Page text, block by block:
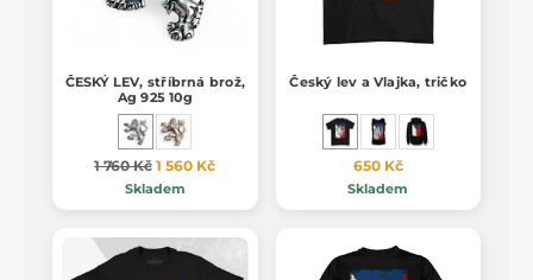
ČESKÝ LEV, stříbrná brož,
Ag 925 10g
1 760 Kč 1 560 Kč
Skladem
Český lev a Vlajka, tričko
650 Kč
Skladem